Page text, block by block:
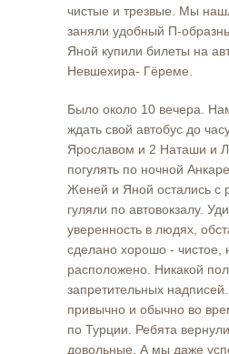
чистые и трезвые. Мы
заняли удобный П-
Яной купили билеты на
Невшехира- Гёреме.
Было около 10 вечера.
ждать свой автобус до
Ярославом и 2 Наташи и
погулять по ночной
Женей и Яной остались с
гуляли по автовокзалу.
уверенность в людях,
сделано хорошо - чистое,
расположено. Никакой
запретительных
привычно и обычно во
по Турции. Ребята
довольные. А мы даже